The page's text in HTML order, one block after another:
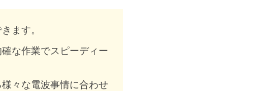
ます。
な作業でスピーディー
々な電波事情に合わせ